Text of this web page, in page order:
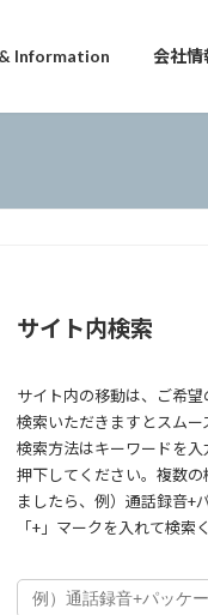
Information 会社情
サイト内検索
サイト内の移動は、ご希
検索いただきますとスムー
検索方法はキーワードを
押下してください。複数
ましたら、例）通話録音+
「+」マークを入れて検索